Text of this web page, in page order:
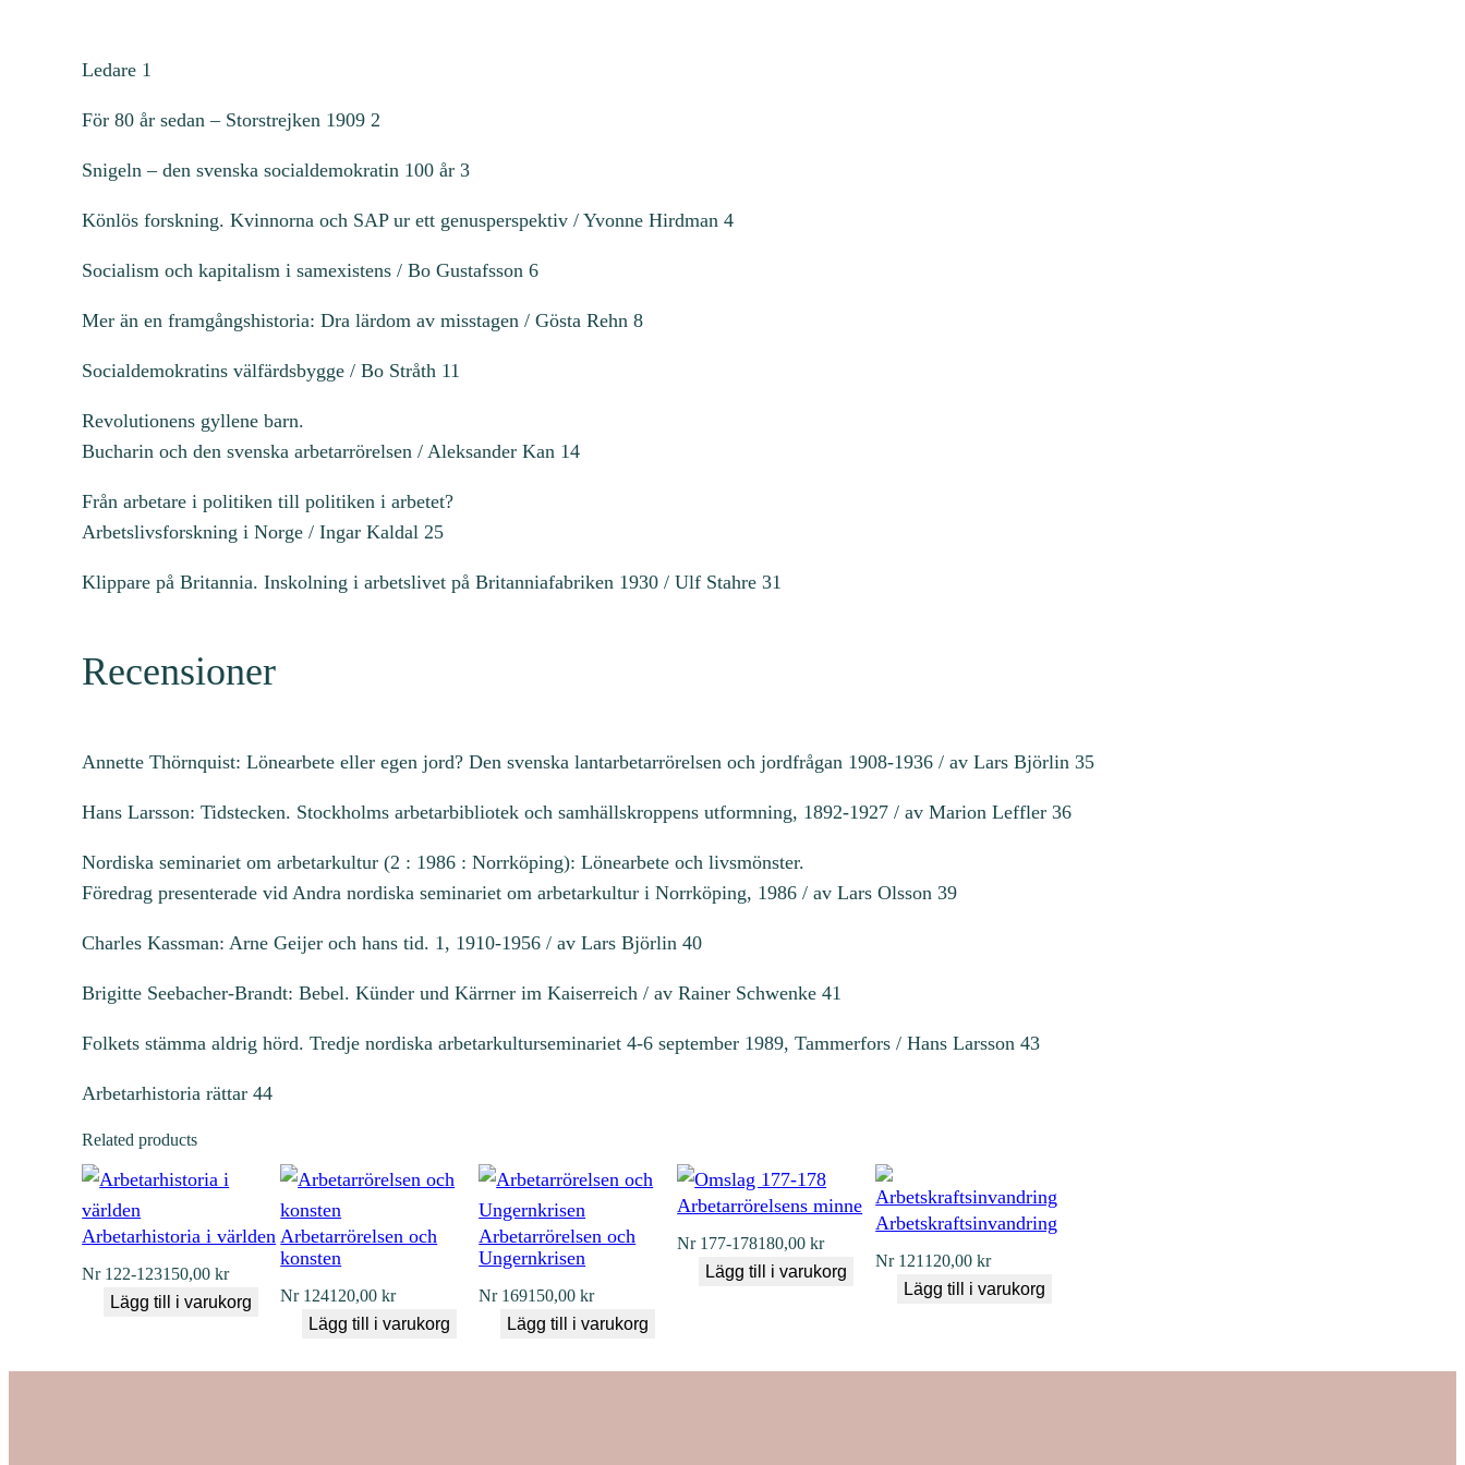
Ledare 1
För 80 år sedan – Storstrejken 1909 2
Snigeln – den svenska socialdemokratin 100 år 3
Könlös forskning. Kvinnorna och SAP ur ett genusperspektiv / Yvonne Hirdman 4
Socialism och kapitalism i samexistens / Bo Gustafsson 6
Mer än en framgångshistoria: Dra lärdom av misstagen / Gösta Rehn 8
Socialdemokratins välfärdsbygge / Bo Stråth 11
Revolutionens gyllene barn.
Bucharin och den svenska arbetarrörelsen / Aleksander Kan 14
Från arbetare i politiken till politiken i arbetet?
Arbetslivsforskning i Norge / Ingar Kaldal 25
Klippare på Britannia. Inskolning i arbetslivet på Britanniafabriken 1930 / Ulf Stahre 31
Recensioner
Annette Thörnquist: Lönearbete eller egen jord? Den svenska lantarbetarrörelsen och jordfrågan 1908-1936 / av Lars Björlin 35
Hans Larsson: Tidstecken. Stockholms arbetarbibliotek och samhällskroppens utformning, 1892-1927 / av Marion Leffler 36
Nordiska seminariet om arbetarkultur (2 : 1986 : Norrköping): Lönearbete och livsmönster.
Föredrag presenterade vid Andra nordiska seminariet om arbetarkultur i Norrköping, 1986 / av Lars Olsson 39
Charles Kassman: Arne Geijer och hans tid. 1, 1910-1956 / av Lars Björlin 40
Brigitte Seebacher-Brandt: Bebel. Künder und Kärrner im Kaiserreich / av Rainer Schwenke 41
Folkets stämma aldrig hörd. Tredje nordiska arbetarkulturseminariet 4-6 september 1989, Tammerfors / Hans Larsson 43
Arbetarhistoria rättar 44
Related products
Arbetarhistoria i världen
Nr 122-123150,00kr
Lägg till i varukorg
Arbetarrörelsen och
konsten
Nr 124120,00kr
Lägg till i varukorg
Arbetarrörelsen och
Ungernkrisen
Nr 169150,00kr
Lägg till i varukorg
Arbetarrörelsens minne
Nr 177-178180,00kr
Lägg till i varukorg
Arbetskraftsinvandring
Nr 121 120,00kr
Lägg till i varukorg